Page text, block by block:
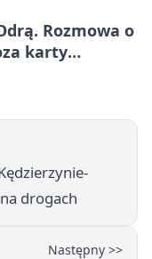
Rozmowa o
karty
drogach
Następny >>